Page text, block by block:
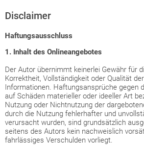
Disclaimer
Haftungsausschluss
1. Inhalt des Onlineangebotes
Der Autor übernimmt keinerlei Gewähr für
Korrektheit, Vollständigkeit oder Qualität
Informationen. Haftungsansprüche gegen
auf Schäden materieller oder ideeller Art
Nutzung oder Nichtnutzung der
durch die Nutzung fehlerhafter und
verursacht wurden, sind grundsätzlich
seitens des Autors kein nachweislich
fahrlässiges Verschulden vorliegt.